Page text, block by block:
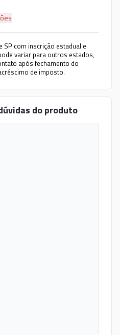
SP com inscrição estadual e
variar para outros estados,
após fechamento do
de imposto.
do produto